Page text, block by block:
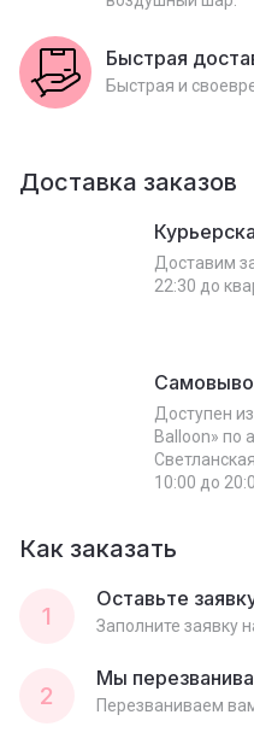
Быстрая
Быстрая и
Доставка заказов
Доставим
22:30 до
Доступен
Balloon» по
10:00 до
Как заказать
1
Оставьте
Заполните заявку
2
Мы
Перезваниваем